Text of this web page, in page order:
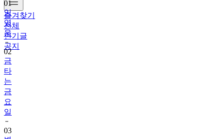
즐겨찾기
전체
인기글
공지
01
임
영
웅
02
금
타
는
금
요
일
03